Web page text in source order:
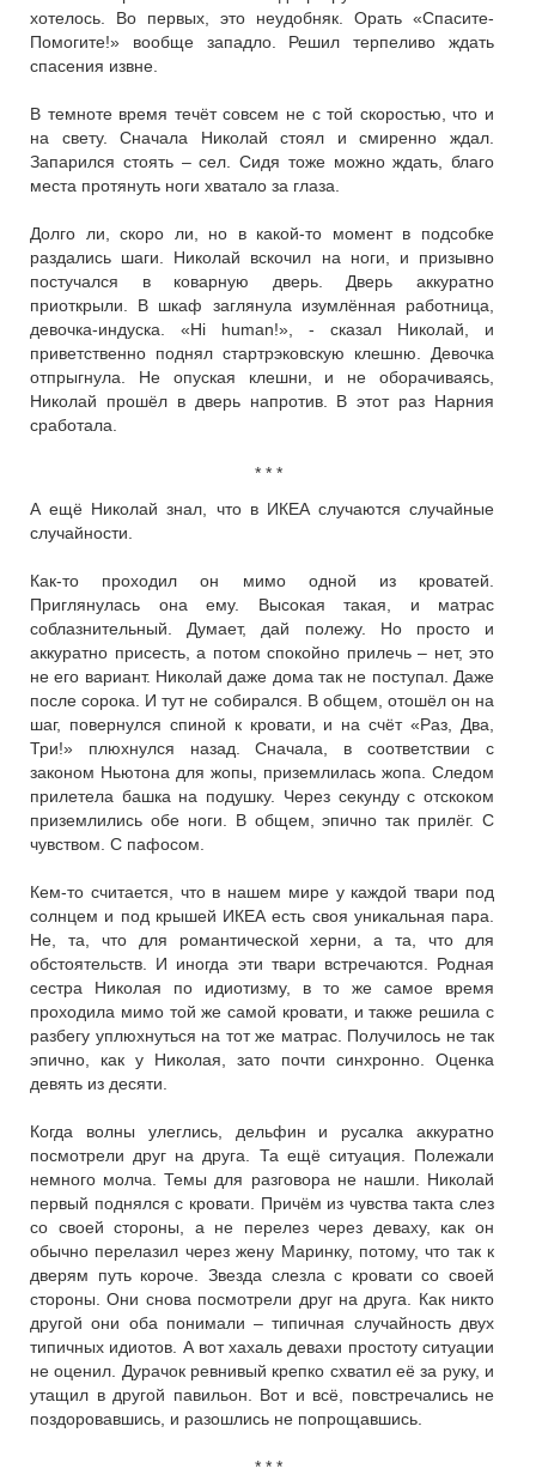
хотелось. Во первых, это неудобняк. Орать «Спасите-
Помогите!» вообще западло. Решил терпеливо ждать
спасения извне.
В темноте время течёт совсем не с той скоростью, что и
на свету. Сначала Николай стоял и смиренно ждал.
Запарился стоять – сел. Сидя тоже можно ждать, благо
места протянуть ноги хватало за глаза.
Долго ли, скоро ли, но в какой-то момент в подсобке
раздались шаги. Николай вскочил на ноги, и призывно
постучался в коварную дверь. Дверь аккуратно
приоткрыли. В шкаф заглянула изумлённая работница,
девочка-индуска. «Hi human!», - сказал Николай, и
приветственно поднял стартрэковскую клешню. Девочка
отпрыгнула. Не опуская клешни, и не оборачиваясь,
Николай прошёл в дверь напротив. В этот раз Нарния
сработала.
* * *
А ещё Николай знал, что в ИКЕА случаются случайные
случайности.
Как-то проходил он мимо одной из кроватей.
Приглянулась она ему. Высокая такая, и матрас
соблазнительный. Думает, дай полежу. Но просто и
аккуратно присесть, а потом спокойно прилечь – нет, это
не его вариант. Николай даже дома так не поступал. Даже
после сорока. И тут не собирался. В общем, отошёл он на
шаг, повернулся спиной к кровати, и на счёт «Раз, Два,
Три!» плюхнулся назад. Сначала, в соответствии с
законом Ньютона для жопы, приземлилась жопа. Следом
прилетела башка на подушку. Через секунду с отскоком
приземлились обе ноги. В общем, эпично так прилёг. С
чувством. С пафосом.
Кем-то считается, что в нашем мире у каждой твари под
солнцем и под крышей ИКЕА есть своя уникальная пара.
Не, та, что для романтической херни, а та, что для
обстоятельств. И иногда эти твари встречаются. Родная
сестра Николая по идиотизму, в то же самое время
проходила мимо той же самой кровати, и также решила с
разбегу уплюхнуться на тот же матрас. Получилось не так
эпично, как у Николая, зато почти синхронно. Оценка
девять из десяти.
Когда волны улеглись, дельфин и русалка аккуратно
посмотрели друг на друга. Та ещё ситуация. Полежали
немного молча. Темы для разговора не нашли. Николай
первый поднялся с кровати. Причём из чувства такта слез
со своей стороны, а не перелез через деваху, как он
обычно перелазил через жену Маринку, потому, что так к
дверям путь короче. Звезда слезла с кровати со своей
стороны. Они снова посмотрели друг на друга. Как никто
другой они оба понимали – типичная случайность двух
типичных идиотов. А вот хахаль девахи простоту ситуации
не оценил. Дурачок ревнивый крепко схватил её за руку, и
утащил в другой павильон. Вот и всё, повстречались не
поздоровавшись, и разошлись не попрощавшись.
* * *